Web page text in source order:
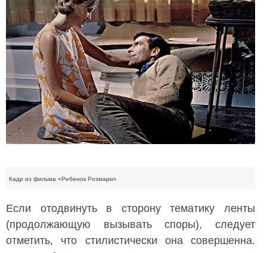
Кадр из фильма «Ребенок Розмари»
Если отодвинуть в сторону тематику ленты
(продолжающую вызывать споры), следует
отметить, что стилистически она совершенна.